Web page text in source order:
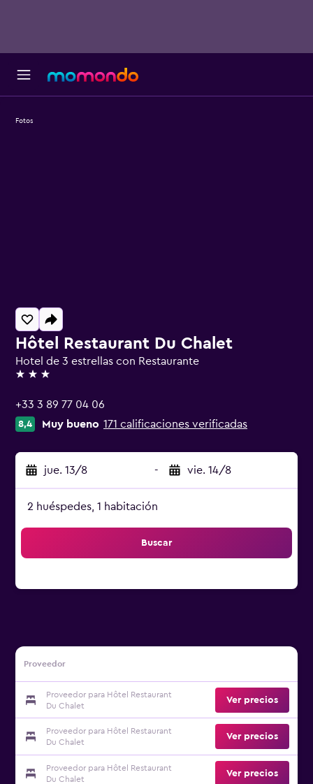
Hôtel Restaurant Du Chalet
Hotel de 3 estrellas con Restaurante
3 estrellas
+33 3 89 77 04 06
8,4 Muy bueno 171 calificaciones verificadas
jue. 13/8 - vie. 14/8
2 huéspedes, 1 habitación
Buscar
Proveedor
Proveedor para Hôtel Restaurant
Du Chalet
Ver precios
Proveedor para Hôtel Restaurant
Du Chalet
Ver precios
Proveedor para Hôtel Restaurant
Du Chalet
Ver precios
Fotos